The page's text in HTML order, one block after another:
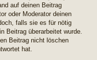
auf deinen Beitrag
oder Moderator deinen
falls sie es für nötig
Beitrag überarbeitet wurde.
Beitrag nicht löschen
hat.